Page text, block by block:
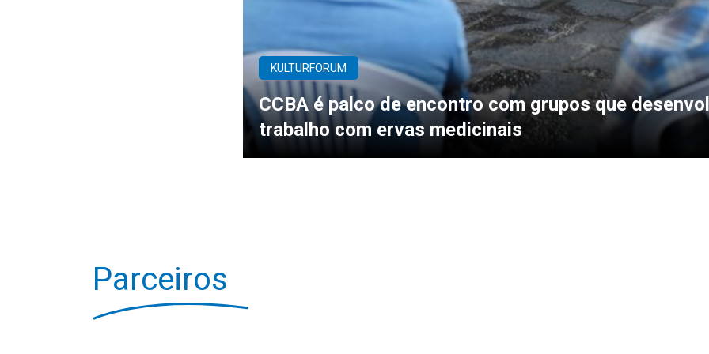
KULTURFORUM
CCBA é palco de encontro com grupos que
trabalho com ervas medicinais
Parceiros